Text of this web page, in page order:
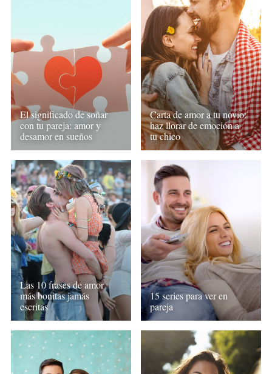
El significado de soñar
con tu pareja: amor y
desamor en sueños
Carta de amor a tu novio:
haz llorar de emoción a
tu chico
Las 10 frases de amor
más bonitas jamás
escritas
15 series para ver en
pareja